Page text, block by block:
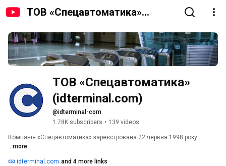
ТОВ «Спецавтоматика»
ТОВ «Спецавтоматика»
(idterminal.com)
@idterminal-com
1.78K subscribers • 139 videos
Компанія «Спецавтоматика» зареєстрована 22 червня 1998 року.
...more
idterminal.com and 4 more links